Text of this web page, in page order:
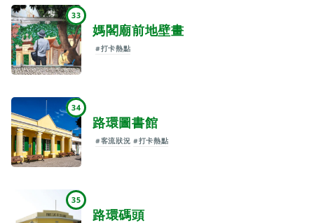
33
媽閣廟前地壁畫
#打卡熱點
34
路環圖書館
#客流狀況 #打卡熱點
35
路環碼頭